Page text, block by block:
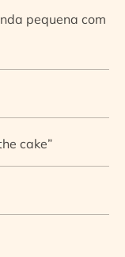
pequena com
cake”